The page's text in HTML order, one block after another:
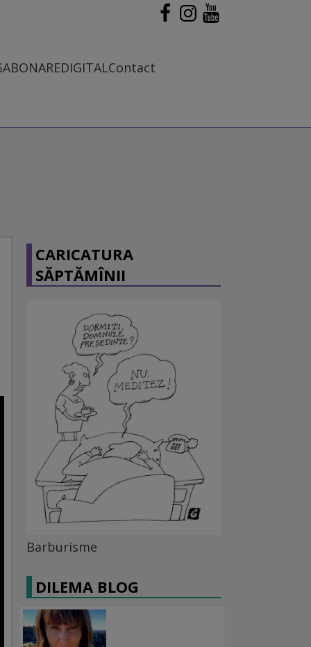
ABONAREDIGITALContact
CARICATURA
SĂPTĂMÎNII
Barburisme
DILEMA BLOG